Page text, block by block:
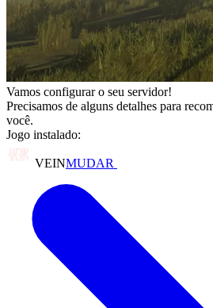
Vamos configurar o seu servidor!
Precisamos de alguns detalhes para
você.
Jogo instalado:
VEINMUDAR